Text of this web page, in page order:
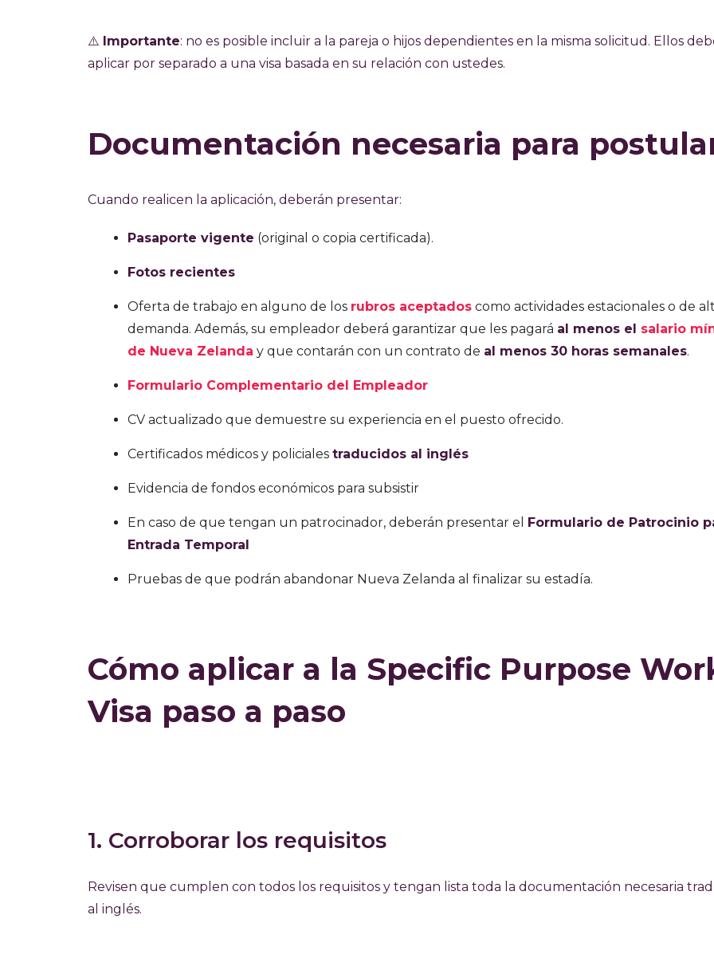
⚠️ Importante: no es posible incluir a la pareja o hijos dependientes en la misma solicitud. Ellos
aplicar por separado a una visa basada en su relación con ustedes.
Documentación necesaria para
Cuando realicen la aplicación, deberán presentar:
Pasaporte vigente (original o copia certificada).
Fotos recientes
Oferta de trabajo en alguno de los rubros aceptados como actividades estacionales o de
demanda. Además, su empleador deberá garantizar que les pagará al menos el salario
de Nueva Zelanda y que contarán con un contrato de al menos 30 horas semanales.
Formulario Complementario del Empleador
CV actualizado que demuestre su experiencia en el puesto ofrecido.
Certificados médicos y policiales traducidos al inglés
Evidencia de fondos económicos para subsistir
En caso de que tengan un patrocinador, deberán presentar el Formulario de Patrocinio
Entrada Temporal
Pruebas de que podrán abandonar Nueva Zelanda al finalizar su estadía.
Cómo aplicar a la Specific Purpose
Visa paso a paso
1. Corroborar los requisitos
Revisen que cumplen con todos los requisitos y tengan lista toda la documentación necesaria
al inglés.